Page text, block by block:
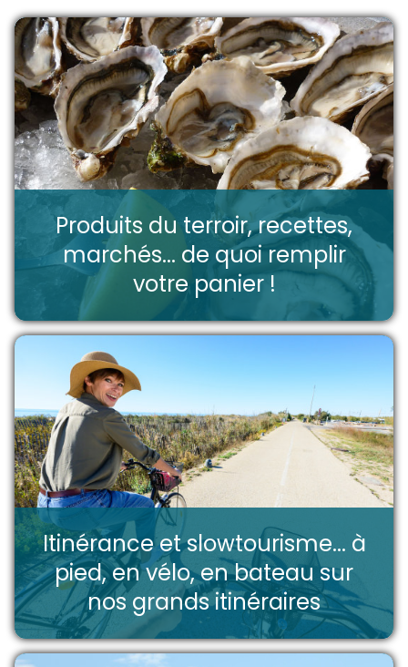
Produits du terroir, recettes,
marchés... de quoi remplir
votre panier !
Itinérance et slowtourisme... à
pied, en vélo, en bateau sur
nos grands itinéraires